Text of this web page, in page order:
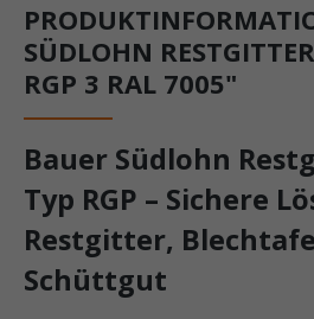
SÜDLOHN
RGP 3 RAL 7005"
Bauer Südlohn
Typ RGP – Sichere
Restgitter,
Schüttgut